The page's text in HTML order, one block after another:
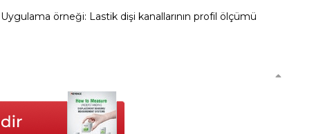
Uygulama örneği: Lastik dişi kanallarının profil ölçümü